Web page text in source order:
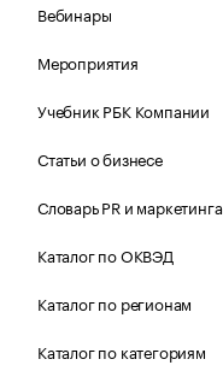
Вебинары
Мероприятия
Учебник РБК Компании
Статьи о бизнесе
Словарь PR и маркетинга
Каталог по ОКВЭД
Каталог по регионам
Каталог по категориям